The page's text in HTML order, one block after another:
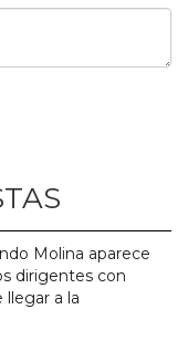
Molina aparece
dirigentes con
llegar a la